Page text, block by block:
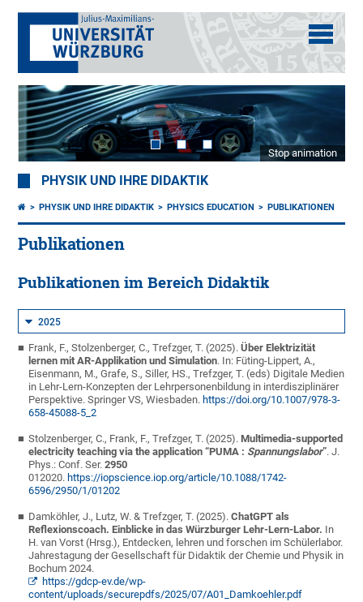
Stop animation
PHYSIK UND IHRE DIDAKTIK
PHYSIK UND IHRE DIDAKTIK PHYSICS EDUCATION PUBLIKATIONEN
Publikationen
Publikationen im Bereich Didaktik
2025
Frank, F., Stolzenberger, C., Trefzger, T. (2025).Über Elektrizität
lernen mit AR-Applikation und Simulation. In: Füting-Lippert, A.,
Eisenmann, M., Grafe, S., Siller, HS., Trefzger, T. (eds) Digitale Medien
in Lehr-Lern-Konzepten der Lehrpersonenbildung in interdisziplinärer
Perspektive. Springer VS, Wiesbaden. https://doi.org/10.1007/978-3-
658-45088-5_2
Stolzenberger, C., Frank, F., Trefzger, T. (2025).Multimedia-supported
electricity teaching via the application “PUMA : Spannungslabor”.J.
Phys.: Conf. Ser.2950
012020. https://iopscience.iop.org/article/10.1088/1742-
6596/2950/1/01202
Damköhler, J., Lutz, W. & Trefzger, T. (2025).ChatGPT als
Reflexionscoach. Einblicke in das Würzburger Lehr-Lern-Labor. In
H. van Vorst (Hrsg.), Entdecken, lehren und forschen im Schülerlabor.
Jahrestagung der Gesellschaft für Didaktik der Chemie und Physik in
Bochum 2024.
https://gdcp-ev.de/wp-
content/uploads/securepdfs/2025/07/A01_Damkoehler.pdf